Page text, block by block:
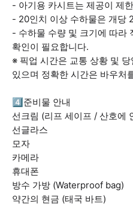
- 아기용 카시트는 제공이 제
- 20인치 이상 수하물은 개당
- 수하물 수량 및 크기에 따라
확인이 필요합니다.
※ 픽업 시간은 교통 상황 및
있으며 정확한 시간은 바우처
4️⃣준비물 안내
선크림 (리프 세이프 / 산호에
선글라스
모자
카메라
휴대폰
방수 가방 (Waterproof bag)
약간의 현금 (태국 바트)